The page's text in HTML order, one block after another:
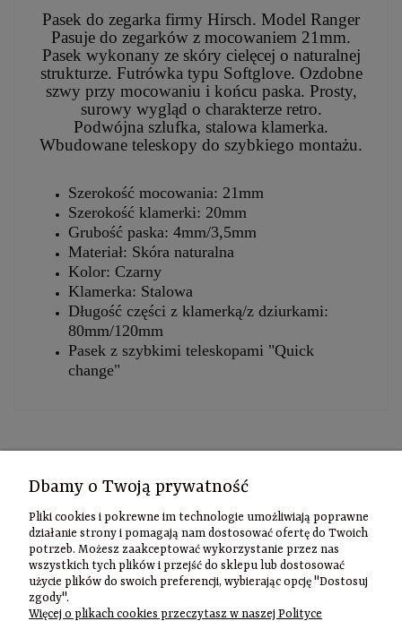
Pasek do zegarka firmy Hirsch. Model Ranger
Pasuje do zegarków z mocowaniem 21mm.
Pasek wykonany ze skóry cielęcej o naturalnej
strukturze. Futrówka typu Softglove. Ozdobne
szwy przy mocowaniu i końcu paska. Prosty,
surowy wygląd o charakterze retro.
Podwójna szlufka, stalowa klamerka.
Wbudowane teleskopy do szybkiego montażu.
Szerokość mocowania: 21mm
Szerokość klamerki: 20mm
Grubość paska: 4mm/3,5mm
Materiał: Skóra naturalna
Kolor: Czarny
Klamerka: Stalowa
Długość części z klamerką/z dziurkami:
80mm/120mm
Pasek z szybkimi teleskopami "Quick
change"
Szybki
kontakt
Zamówienia
Dbamy o Twoją prywatność
Pliki cookies i pokrewne im technologie umożliwiają poprawne
działanie strony i pomagają nam dostosować ofertę do Twoich
potrzeb. Możesz zaakceptować wykorzystanie przez nas
wszystkich tych plików i przejść do sklepu lub dostosować
użycie plików do swoich preferencji, wybierając opcję "Dostosuj
zgody".
Więcej o plikach cookies przeczytasz w naszej Polityce